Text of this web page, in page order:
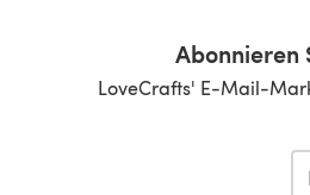
Abonnieren
LoveCrafts' E-Mail-